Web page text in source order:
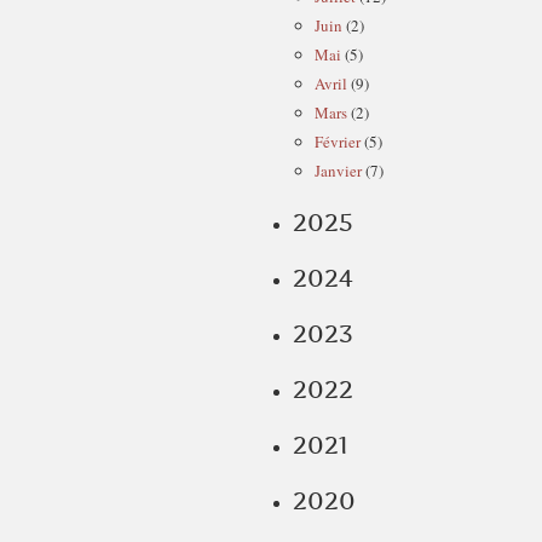
Juin (2)
Mai (5)
Avril (9)
Mars(2)
Février(5)
Janvier(7)
2025
2024
2023
2022
2021
2020